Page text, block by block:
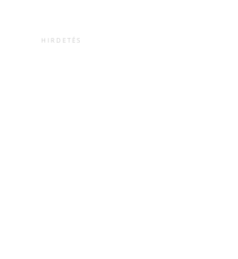
HIRDETÉS